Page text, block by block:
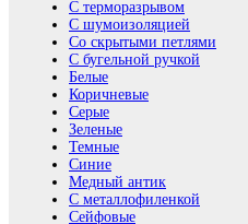
С терморазрывом
С шумоизоляцией
Со скрытыми петлями
С бугельной ручкой
Белые
Коричневые
Серые
Зеленые
Темные
Синие
Медный антик
С металлофиленкой
Сейфовые